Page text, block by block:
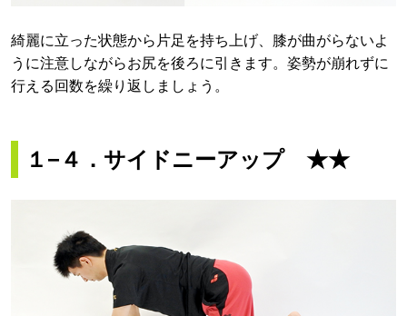
綺麗に立った状態から片足を持ち上げ、膝が曲がらないよ
うに注意しながらお尻を後ろに引きます。姿勢が崩れずに
行える回数を繰り返しましょう。
１−４．サイドニーアップ ★★